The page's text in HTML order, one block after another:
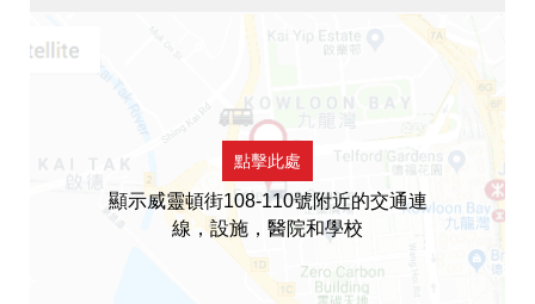
點擊此處
顯示威靈頓街108-110號附近的交通連
線，設施，醫院和學校